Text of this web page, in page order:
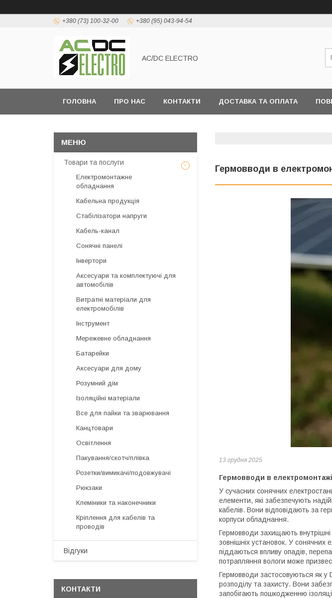
+380 (73) 100-32-00 +380 (95) 043-94-54
AC/DC ELECTRO
ГОЛОВНА ПРО НАС КОНТАКТИ ДОСТАВКА ТА ОПЛАТА
Гермовводи в
13 грудня 2025
Гермовводи в
У сучасних сонячних
елементи, які забезпечують
кабелів. Вони відповідають за
корпуси обладнання.
Гермовводи захищають
зовнішніх установок. У сонячних
піддаються впливу опадів,
потрапляння вологи може
Гермовводи застосовуються як у
розподілу та захисту. Вони
запобігають пошкодженню
Товари та послуги
Електромонтажне
обладнання
Кабельна продукція
Стабілізатори напруги
Кабель-канал
Сонячні панелі
Інвертори
Аксесуари та комплектуючі для
автомобілів
Витратні матеріали для
електромобілів
Інструмент
Мережевне обладнання
Батарейки
Аксесуари для дому
Розумний дім
Ізоляційні матеріали
Все для пайки та зварювання
Канцтовари
Освітлення
Пакування/скотч/плівка
Розетки/вимикачі/подовжувачі
Рюкзаки
Клеміники та наконечники
Кріплення для кабелів та
проводів
Відгуки
КОНТАКТИ